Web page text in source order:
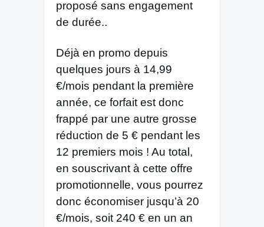
proposé sans engagement
de durée..
Déjà en promo depuis
quelques jours à 14,99
€/mois pendant la première
année, ce forfait est donc
frappé par une autre grosse
réduction de 5 € pendant les
12 premiers mois ! Au total,
en souscrivant à cette offre
promotionnelle, vous pourrez
donc économiser jusqu’à 20
€/mois, soit 240 € en un an